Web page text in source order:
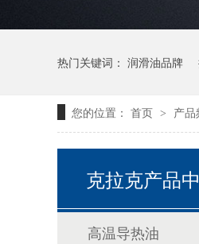
热门关键词： 润滑油品牌
您的位置： 首页 > 产品
克拉克产品
高温导热油